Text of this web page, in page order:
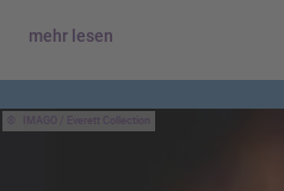
mehr lesen
IMAGO / Everett Collection